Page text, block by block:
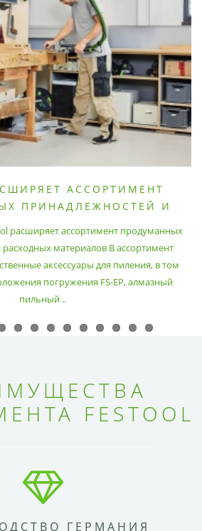
АССОРТИМЕНТ
ПРИНАДЛЕЖНОСТЕЙ И
расширяет ассортимент продуманных
материалов В ассортимент
аксессуары для пиления, в том
погружения FS-EP, алмазный
пильный ..
FESTOOL
ГЕРМАНИЯ